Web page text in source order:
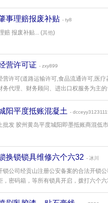
事理赔报废补贴 - ty8
赔 报废补贴... (其他)
营许可证 - zxy899
营许可(道路运输许可,食品流通许可,医
务代理、财务顾问、进出口权服务为主
阳平度抵账混凝土 -
批发 胶州黄岛平度城阳即墨抵账商混低
换锁锁具维修六个六32 - 冰川
锁公司经贡山注册公安备案的合法开锁
，密码箱，等所有锁具开启，拨打六个